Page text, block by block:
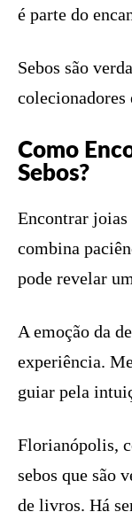
é parte do
Sebos são
colecionadores
Como
Sebos?
Encontrar joias
combina
pode revelar
A emoção da
experiência.
guiar pela
Florianópolis,
sebos que são
de livros. Há